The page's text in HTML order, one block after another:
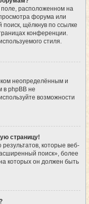
поле, расположенном на
форума или
щёлкнув по ссылке
конференции.
стиля.
неопределённым и
в phpBB не
возможности
страницу!
которые веб-
поиск», более
которых он должен быть